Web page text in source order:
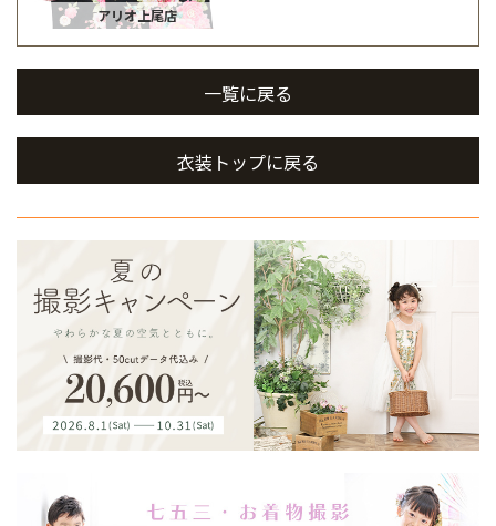
アリオ上尾店
一覧に戻る
衣装トップに戻る